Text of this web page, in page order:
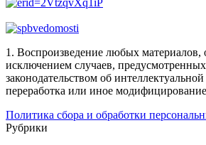
1. Воспроизведение любых материалов,
исключением случаев,
законодательством об
переработка или иное
Политика сбора и обработки
Рубрики